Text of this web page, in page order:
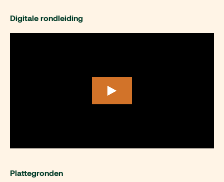
Digitale rondleiding
Plattegronden